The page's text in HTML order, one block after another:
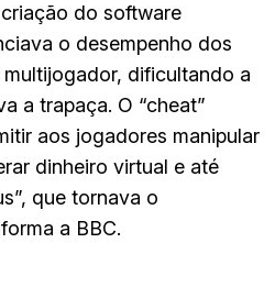
do software
o desempenho dos
dificultando a
a trapaça. O “cheat”
aos jogadores manipular
dinheiro virtual e até
que tornava o
a BBC.